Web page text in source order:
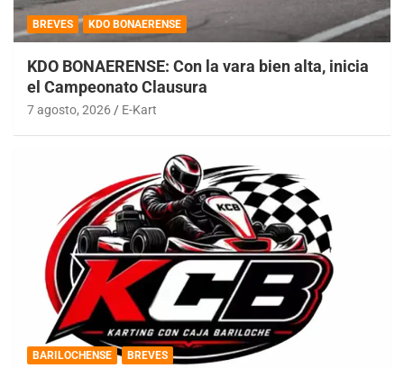
BREVES KDO BONAERENSE
KDO BONAERENSE: Con la vara bien alta, inicia
el Campeonato Clausura
7 agosto, 2026 E-Kart
BARILOCHENSE BREVES